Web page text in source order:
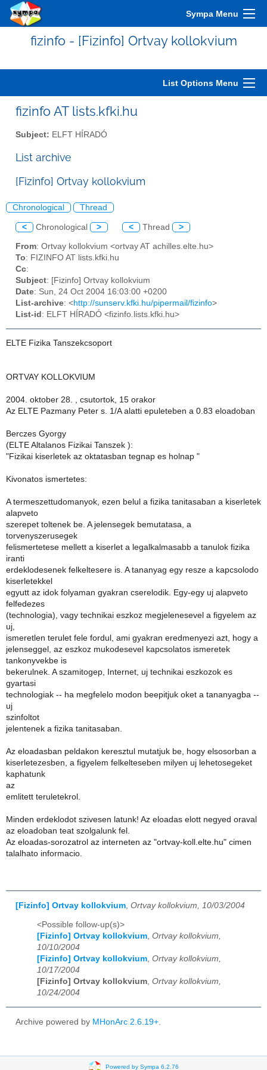
Sympa Menu
fizinfo - [Fizinfo] Ortvay kollokvium
List Options Menu
fizinfo AT lists.kfki.hu
Subject: ELFT HÍRADÓ
List archive
[Fizinfo] Ortvay kollokvium
Chronological Thread
< Chronological > < Thread >
From: Ortvay kollokvium <ortvay AT achilles.elte.hu>
To: FIZINFO AT lists.kfki.hu
Cc:
Subject: [Fizinfo] Ortvay kollokvium
Date: Sun, 24 Oct 2004 16:03:00 +0200
List-archive: <http://sunserv.kfki.hu/pipermail/fizinfo>
List-id : ELFT HÍRADÓ <fizinfo.lists.kfki.hu>
ELTE Fizika Tanszekcsoport
ORTVAY KOLLOKVIUM
2004. oktober 28. , csutortok, 15 orakor
Az ELTE Pazmany Peter s. 1/A alatti epuleteben a 0.83 eloadoban
Berczes Gyorgy
(ELTE Altalanos Fizikai Tanszek ):
"Fizikai kiserletek az oktatasban tegnap es holnap "
Kivonatos ismertetes:
A termeszettudomanyok, ezen belul a fizika tanitasaban a kiserletek
alapveto
szerepet toltenek be. A jelensegek bemutatasa, a
torvenyszerusegek
felismertetese mellett a kiserlet a legalkalmasabb a tanulok fizika
iranti
erdeklodesenek felkeltesere is. A tananyag egy resze a kapcsolodo
kiserletekkel
egyutt az idok folyaman gyakran cserelodik. Egy-egy uj alapveto
felfedezes
(technologia), vagy technikai eszkoz megjelenesevel a figyelem az
uj,
ismeretlen terulet fele fordul, ami gyakran eredmenyezi azt, hogy a
jelenseggel, az eszkoz mukodesevel kapcsolatos ismeretek
tankonyvekbe is
bekerulnek. A szamitogep, Internet, uj technikai eszkozok es
gyartasi
technologiak -- ha megfelelo modon beepitjuk oket a tananyagba --
uj
szinfoltot
jelentenek a fizika tanitasaban.
Az eloadasban peldakon keresztul mutatjuk be, hogy elsosorban a
kiserletezesben, a figyelem felkelteseben milyen uj lehetosegeket
kaphatunk
az
emlitett teruletekrol.
Minden erdeklodot szivesen latunk! Az eloadas elott negyed oraval
az eloadoban teat szolgalunk fel.
Az eloadas-sorozatrol az interneten az "ortvay-koll.elte.hu" cimen
talalhato informacio.
[Fizinfo] Ortvay kollokvium Ortvay kollokvium, 10/03/2004
<Possible follow-up(s)>
[Fizinfo] Ortvay kollokvium, Ortvay kollokvium,
10/10/2004
[Fizinfo] Ortvay kollokvium, Ortvay kollokvium,
10/17/2004
[Fizinfo] Ortvay kollokvium, Ortvay kollokvium,
10/24/2004
Archive powered by MHonArc 2.6.19+.
Powered by Sympa 6.2.76